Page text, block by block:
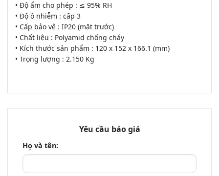
• Độ ẩm cho phép : ≤ 95% RH
• Độ ô nhiễm : cấp 3
• Cấp bảo vệ : IP20 (mặt trước)
• Chất liệu : Polyamid chống cháy
• Kích thước sản phẩm : 120 x 152 x 166.1 (mm)
• Trọng lượng : 2.150 Kg
Yêu cầu báo giá
Họ và tên: